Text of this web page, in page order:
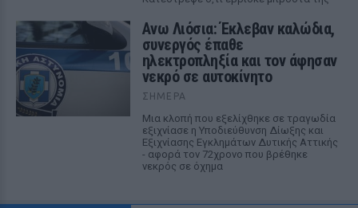
Ανω Λιόσια: Έκλεβαν καλώδια,
συνεργός έπαθε
ηλεκτροπληξία και τον άφησαν
νεκρό σε αυτοκίνητο
ΣΉΜΕΡΑ
Μια κλοπή που εξελίχθηκε σε τραγωδία
εξιχνίασε η Υποδιεύθυνση Δίωξης και
Εξιχνίασης Εγκλημάτων Δυτικής Αττικής
- αφορά τον 72χρονο που βρέθηκε
νεκρός σε όχημα